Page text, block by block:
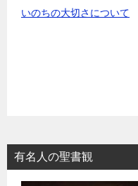
いのちの大切さについて
有名人の聖書観